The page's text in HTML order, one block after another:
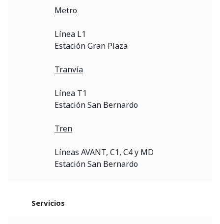
Metro
Línea L1
Estación Gran Plaza
Tranvía
Línea T1
Estación San Bernardo
Tren
Líneas AVANT, C1, C4 y MD
Estación San Bernardo
Servicios